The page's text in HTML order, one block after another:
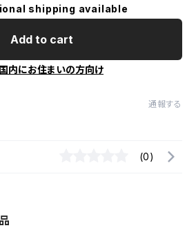
shipping available
Add to cart
内にお住まいの方向け
通報する
(0)